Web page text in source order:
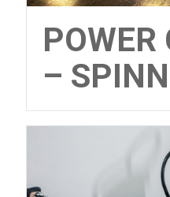
POWER
–